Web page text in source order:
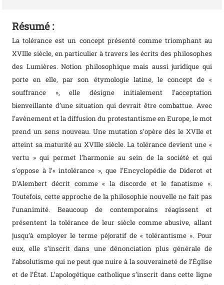
Résumé :
La tolérance est un concept présenté comme triomphant au
XVIIIe siècle, en particulier à travers les écrits des philosophes
des Lumières. Notion philosophique mais aussi juridique qui
porte en elle, par son étymologie latine, le concept de «
souffrance », elle désigne initialement l’acceptation
bienveillante d’une situation qui devrait être combattue. Avec
l’avènement et la diffusion du protestantisme en Europe, le mot
prend un sens nouveau. Une mutation s’opère dès le XVIIe et
atteint sa maturité au XVIIIe siècle. La tolérance devient une «
vertu » qui permet l’harmonie au sein de la société et qui
s’oppose à l’« intolérance », que l’Encyclopédie de Diderot et
D’Alembert décrit comme « la discorde et le fanatisme ».
Toutefois, cette approche de la philosophie nouvelle ne fait pas
l’unanimité. Beaucoup de contemporains réagissent et
présentent la tolérance de leur siècle comme abusive, allant
jusqu’à employer le terme péjoratif de « tolérantisme ». Pour
eux, elle s’inscrit dans une dénonciation plus générale de
l’absolutisme qui ne peut que nuire à la souveraineté de l’Église
et de l’État. L’apologétique catholique s’inscrit dans cette ligne